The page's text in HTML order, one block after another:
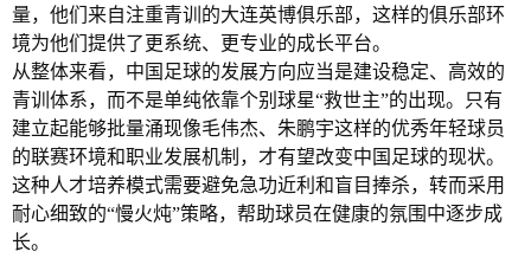
量，他们来自注重青训的大连英博俱乐部，这样的俱乐部环
境为他们提供了更系统、更专业的成长平台。
从整体来看，中国足球的发展方向应当是建设稳定、高效的
青训体系，而不是单纯依靠个别球星“救世主”的出现。只有
建立起能够批量涌现像毛伟杰、朱鹏宇这样的优秀年轻球员
的联赛环境和职业发展机制，才有望改变中国足球的现状。
这种人才培养模式需要避免急功近利和盲目捧杀，转而采用
耐心细致的“慢火炖”策略，帮助球员在健康的氛围中逐步成
长。